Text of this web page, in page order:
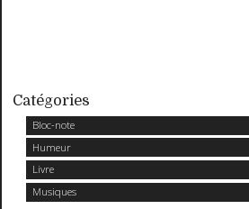
Catégories
Bloc-note
Humeur
Livre
Musiques